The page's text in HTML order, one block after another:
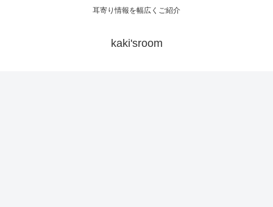
耳寄り情報を幅広くご紹介
kaki'sroom